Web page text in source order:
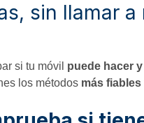
sin llamar a
si tu móvil puede hacer
los métodos más